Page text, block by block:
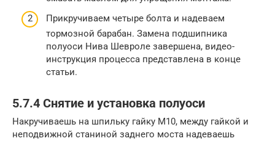
Прикручиваем четыре болта и надеваем
тормозной барабан. Замена подшипника
полуоси Нива Шевроле завершена, видео-
инструкция процесса представлена в конце
статьи.
5.7.4 Снятие и установка полуоси
Накручиваешь на шпильку гайку М10, между гайкой и
неподвижной станиной заднего моста надеваешь